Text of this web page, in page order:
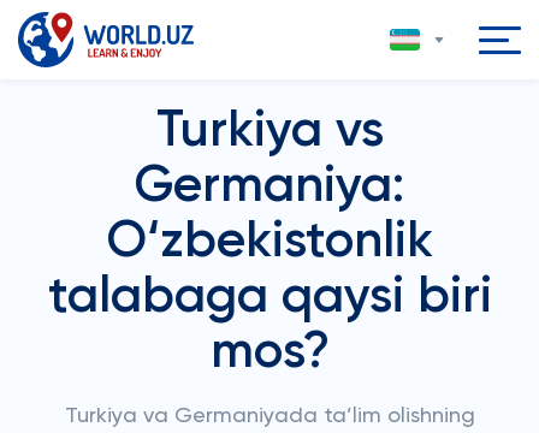
Turkiya vs
Germaniya:
O‘zbekistonlik
talabaga qaysi biri
mos?
Turkiya va Germaniyada ta’lim olishning